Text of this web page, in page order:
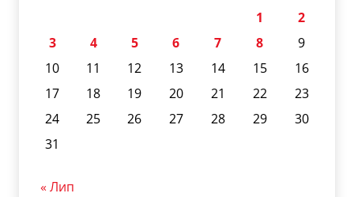
1
2
3
4 5 6 7 8
9
10
11 12 13 14 15
16
17
18 19 20 21 22
23
24
25 26 27 28 29
30
31
« Лип